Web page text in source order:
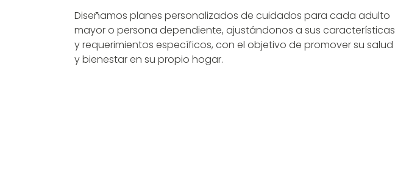
Diseñamos planes personalizados de cuidados para cada adulto
mayor o persona dependiente, ajustándonos a sus características
y requerimientos específicos, con el objetivo de promover su salud
y bienestar en su propio hogar.